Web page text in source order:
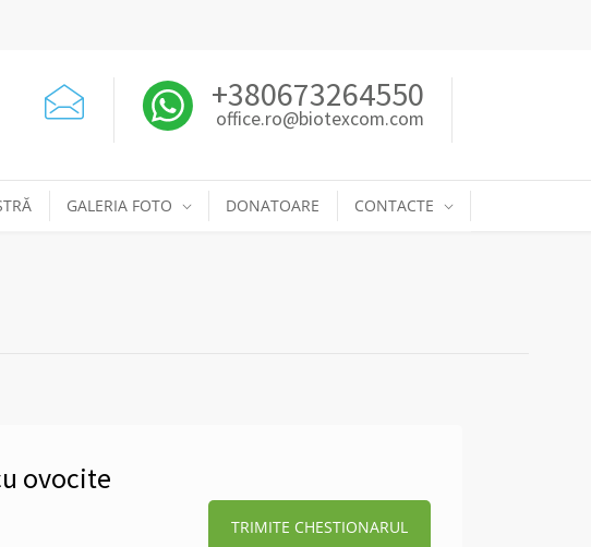
+380673264550
office.ro@biotexcom.com
GALERIA FOTO DONATOARE CONTACTE
ovocite
TRIMITE CHESTIONARUL